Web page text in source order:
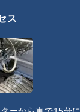
ス